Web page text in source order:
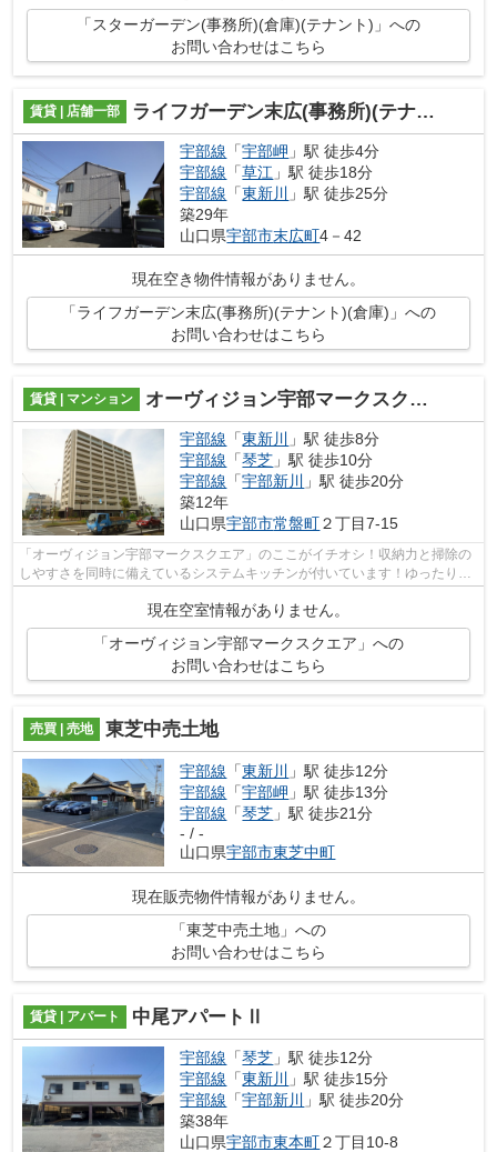
「スターガーデン(事務所)(倉庫)(テナント)」への
お問い合わせはこちら
賃貸 | 店舗一部 ライフガーデン末広(事務所)(テナント)(倉庫)
宇部線 「宇部岬 」駅 徒歩4分
宇部線 「草江 」駅 徒歩18分
宇部線 「東新川
」駅 徒歩25分
築29年
山口県宇部市末広町4－42
現在空き物件情報がありません。
「ライフガーデン末広(事務所)(テナント)(倉庫)」への
お問い合わせはこちら
賃貸 | マンション オーヴィジョン宇部マークスクエア
宇部線 「東新川
」駅 徒歩8分
宇部線 「琴芝 」駅 徒歩10分
宇部線 「宇部新川
」駅 徒歩20分
築12年
山口県宇部市常盤町２丁目7-15
「オーヴィジョン宇部マークスクエア」のここがイチオシ！収納力と掃除の
しやすさを同時に備えているシステムキッチンが付いています！ゆったりと
した4LDKの物件です！エレベーターが...
現在空室情報がありません。
「オーヴィジョン宇部マークスクエア」への
お問い合わせはこちら
売買 | 売地 東芝中売土地
宇部線 「東新川
」駅 徒歩12分
宇部線 「宇部岬 」駅 徒歩13分
宇部線 「琴芝 」駅 徒歩21分
- / -
山口県宇部市東芝中町
現在販売物件情報がありません。
「東芝中売土地」への
お問い合わせはこちら
賃貸 | アパート 中尾アパートⅡ
宇部線 「琴芝 」駅 徒歩12分
宇部線 「東新川
」駅 徒歩15分
宇部線 「宇部新川
」駅 徒歩20分
築38年
山口県宇部市東本町２丁目10-8